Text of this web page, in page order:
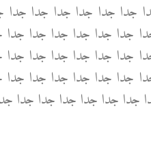
جدا جدا جدا جدا جدا جدا
جدا جدا جدا جدا جدا
جدا جدا جدا جدا جدا
جدا جدا جدا جدا جدا
جدا جدا جدا جدا جدا جدا